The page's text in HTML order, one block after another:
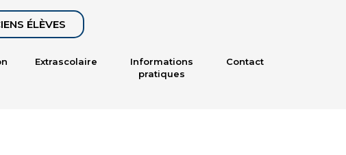
ÉLÈVES
Extrascolaire
Informations
pratiques
Contact